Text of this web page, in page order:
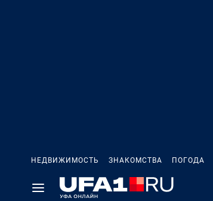
НЕДВИЖИМОСТЬ ЗНАКОМСТВА ПОГОДА